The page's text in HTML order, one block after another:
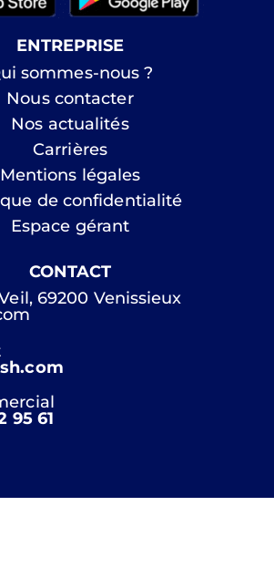
ENTREPRISE
sommes-nous ?
Nous contacter
Nos actualités
Carrières
Mentions légales
de confidentialité
Espace gérant
CONTACT
69200 Venissieux
95 61